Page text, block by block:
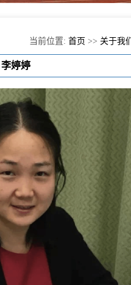
当前位置: 首页 >> 关于我们
李婷婷